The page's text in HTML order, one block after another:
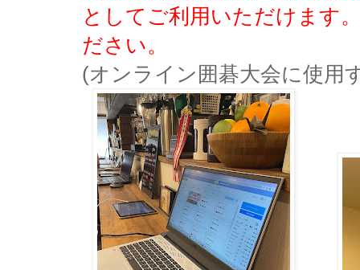
としてご利用いただけます
ださい。
(オンライン囲碁大会に使用